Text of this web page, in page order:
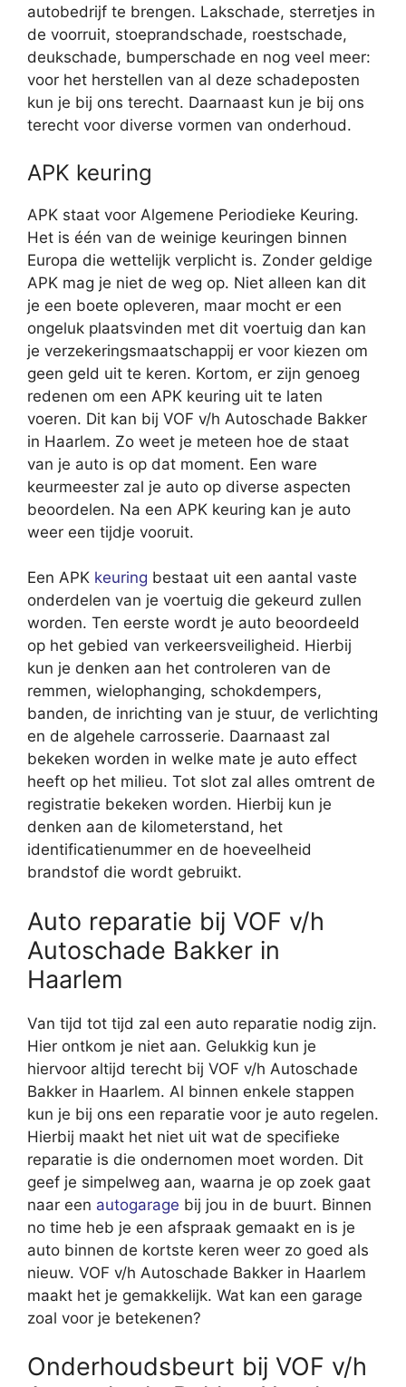
autobedrijf te brengen. Lakschade, sterretjes in
de voorruit, stoeprandschade, roestschade,
deukschade, bumperschade en nog veel meer:
voor het herstellen van al deze schadeposten
kun je bij ons terecht. Daarnaast kun je bij ons
terecht voor diverse vormen van onderhoud.
APK keuring
APK staat voor Algemene Periodieke Keuring.
Het is één van de weinige keuringen binnen
Europa die wettelijk verplicht is. Zonder geldige
APK mag je niet de weg op. Niet alleen kan dit
je een boete opleveren, maar mocht er een
ongeluk plaatsvinden met dit voertuig dan kan
je verzekeringsmaatschappij er voor kiezen om
geen geld uit te keren. Kortom, er zijn genoeg
redenen om een APK keuring uit te laten
voeren. Dit kan bij VOF v/h Autoschade Bakker
in Haarlem. Zo weet je meteen hoe de staat
van je auto is op dat moment. Een ware
keurmeester zal je auto op diverse aspecten
beoordelen. Na een APK keuring kan je auto
weer een tijdje vooruit.
Een APK keuring bestaat uit een aantal vaste
onderdelen van je voertuig die gekeurd zullen
worden. Ten eerste wordt je auto beoordeeld
op het gebied van verkeersveiligheid. Hierbij
kun je denken aan het controleren van de
remmen, wielophanging, schokdempers,
banden, de inrichting van je stuur, de verlichting
en de algehele carrosserie. Daarnaast zal
bekeken worden in welke mate je auto effect
heeft op het milieu. Tot slot zal alles omtrent de
registratie bekeken worden. Hierbij kun je
denken aan de kilometerstand, het
identificatienummer en de hoeveelheid
brandstof die wordt gebruikt.
Auto reparatie bij VOF v/h
Autoschade Bakker in
Haarlem
Van tijd tot tijd zal een auto reparatie nodig zijn.
Hier ontkom je niet aan. Gelukkig kun je
hiervoor altijd terecht bij VOF v/h Autoschade
Bakker in Haarlem. Al binnen enkele stappen
kun je bij ons een reparatie voor je auto regelen.
Hierbij maakt het niet uit wat de specifieke
reparatie is die ondernomen moet worden. Dit
geef je simpelweg aan, waarna je op zoek gaat
naar een autogarage bij jou in de buurt. Binnen
no time heb je een afspraak gemaakt en is je
auto binnen de kortste keren weer zo goed als
nieuw. VOF v/h Autoschade Bakker in Haarlem
maakt het je gemakkelijk. Wat kan een garage
zoal voor je betekenen?
Onderhoudsbeurt bij VOF v/h